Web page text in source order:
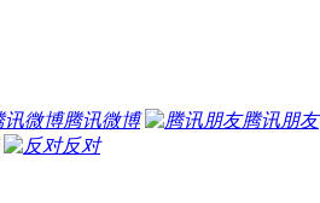
腾讯微博
腾讯朋友
反对